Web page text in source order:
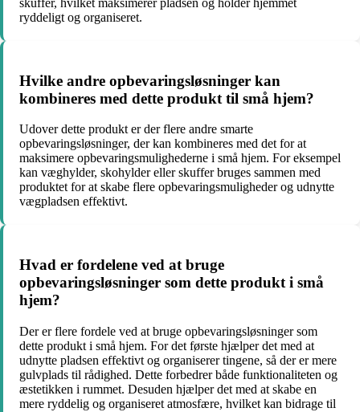
ryddeligt og organiseret.
Hvilke andre opbevaringsløsninger kan
kombineres med dette produkt til små hjem?
Udover dette produkt er der flere andre smarte
opbevaringsløsninger, der kan kombineres med det for at
maksimere opbevaringsmulighederne i små hjem. For eksempel
kan væghylder, skohylder eller skuffer bruges sammen med
produktet for at skabe flere opbevaringsmuligheder og udnytte
vægpladsen effektivt.
Hvad er fordelene ved at bruge
opbevaringsløsninger som dette produkt i små
hjem?
Der er flere fordele ved at bruge opbevaringsløsninger som
dette produkt i små hjem. For det første hjælper det med at
udnytte pladsen effektivt og organiserer tingene, så der er mere
gulvplads til rådighed. Dette forbedrer både funktionaliteten og
æstetikken i rummet. Desuden hjælper det med at skabe en
mere ryddelig og organiseret atmosfære, hvilket kan bidrage til